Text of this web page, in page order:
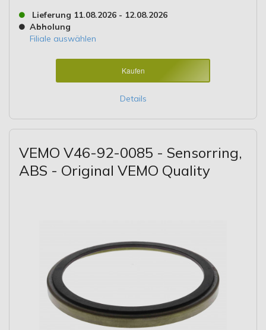
Lieferung 11.08.2026 - 12.08.2026
Abholung
Filiale auswählen
Kaufen
Details
VEMO V46-92-0085 - Sensorring,
ABS - Original VEMO Quality